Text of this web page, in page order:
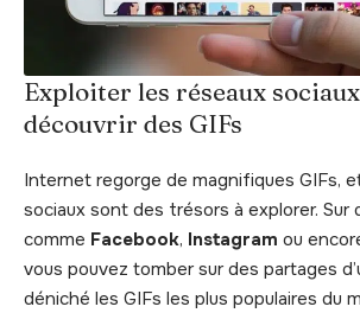
Exploiter les réseaux
découvrir des GIFs
Internet regorge de magnifiques GIFs,
sociaux sont des trésors à explorer. Sur
comme Facebook, Instagram ou
vous pouvez tomber sur des partages
déniché les GIFs les plus populaires du